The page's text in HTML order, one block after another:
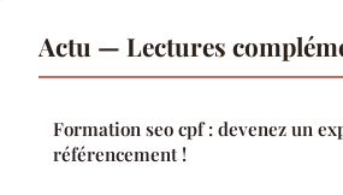
Actu — Lectures
Formation seo cpf : devenez un
référencement !